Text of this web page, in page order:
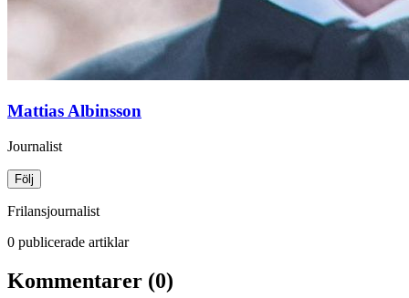
Mattias Albinsson
Journalist
Följ
Frilansjournalist
0 publicerade artiklar
Kommentarer (0)